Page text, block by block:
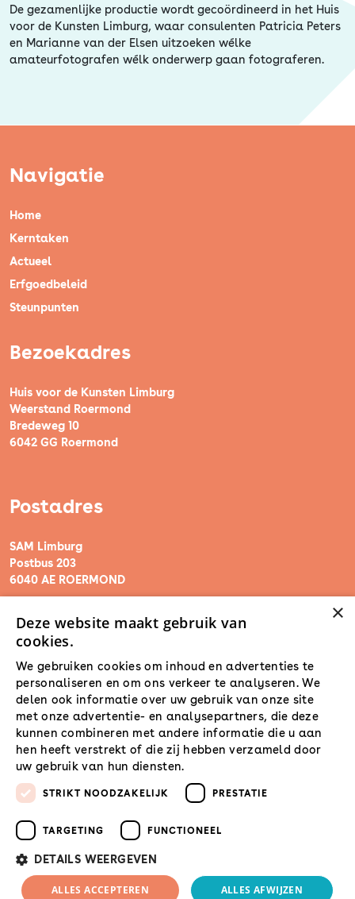
De gezamenlijke productie wordt gecoördineerd in het Huis
voor de Kunsten Limburg, waar consulenten Patricia Peters
en Marianne van der Elsen uitzoeken wélke
amateurfotografen wélk onderwerp gaan fotograferen.
Navigatie
Home
Kerntaken
Actueel
Erfgoedbeleid
Steunpunten
Bezoekadres
Huis voor de Kunsten Limburg
Weerstand Roermond
Bredeweg 10
6042 GG Roermond
Postadres
SAM Limburg
Postbus 203
6040 AE ROERMOND
steunpunt@sam-limburg.nl
0475-399281
© 2026 SamLimburg |
Maatwerk websitedoor Privacyverklaring Disclaimer Cookies
×
Deze website maakt gebruik van
cookies.
We gebruiken cookies om inhoud en advertenties te
personaliseren en om ons verkeer te analyseren. We
delen ook informatie over uw gebruik van onze site
met onze advertentie- en analysepartners, die deze
kunnen combineren met andere informatie die u aan
hen heeft verstrekt of die zij hebben verzameld door
uw gebruik van hun diensten.
STRIKT NOODZAKELIJK PRESTATIE
TARGETING FUNCTIONEEL
DETAILS WEERGEVEN
ALLES ACCEPTEREN ALLES AFWIJZEN